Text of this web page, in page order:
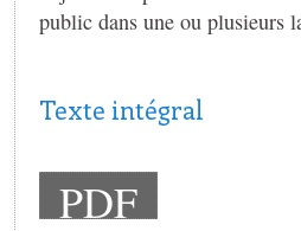
public dans une ou plusieurs
Texte intégral
PDF